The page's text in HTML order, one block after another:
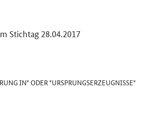
Stichtag 28.04.2017
IN" ODER "URSPRUNGSERZEUGNISSE"